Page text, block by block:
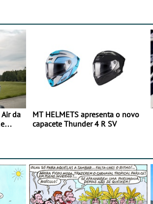
da
MT HELMETS apresenta o novo
capacete Thunder 4 R SV